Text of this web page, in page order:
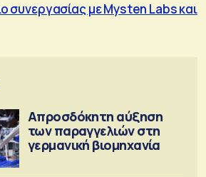
συνεργασίας με Mysten Labs και
Απροσδόκητη αύξηση
των παραγγελιών στη
γερμανική βιομηχανία